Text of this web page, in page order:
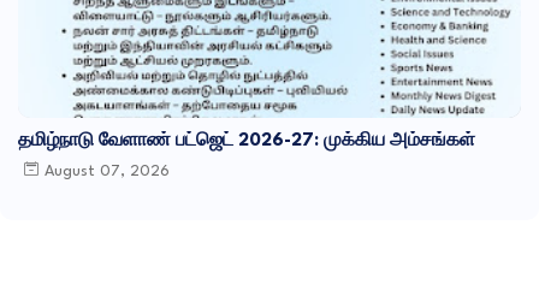
தமிழ்நாடு வேளாண் பட்ஜெட் 2026-27: முக்கிய அம்சங்கள்
August 07, 2026